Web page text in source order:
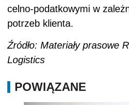
celno-podatkowymi w
potrzeb klienta.
Źródło: Materiały prasowe
Logistics
POWIĄZANE